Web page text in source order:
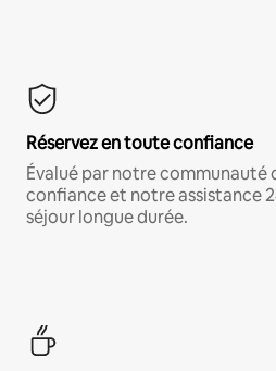
Réservez en toute confiance
Évalué par notre communauté
confiance et notre assistance
séjour longue durée.